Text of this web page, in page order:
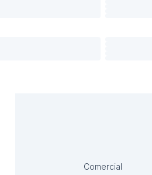
Comercial